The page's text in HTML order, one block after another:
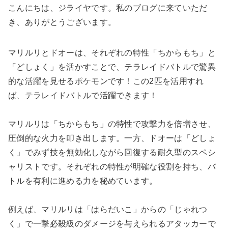
こんにちは、ジライヤです。私のブログに来ていただ
き、ありがとうございます。
マリルリとドオーは、それぞれの特性「ちからもち」と
「どしょく」を活かすことで、テラレイドバトルで驚異
的な活躍を見せるポケモンです！この2匹を活用すれ
ば、テラレイドバトルで活躍できます！
マリルリは「ちからもち」の特性で攻撃力を倍増させ、
圧倒的な火力を叩き出します。一方、ドオーは「どしょ
く」でみず技を無効化しながら回復する耐久型のスペシ
ャリストです。それぞれの特性が明確な役割を持ち、バ
トルを有利に進める力を秘めています。
例えば、マリルリは「はらだいこ」からの「じゃれつ
く」で一撃必殺級のダメージを与えられるアタッカーで